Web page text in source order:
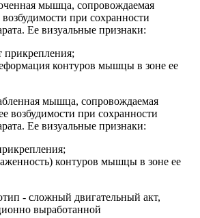
мышца, сопровождаемая
при сохранности
Ее визуальные признаки:
прикрепления;
контуров мышцы в зоне ее
мышца, сопровождаемая
возбудимости при сохранности
Ее визуальные признаки:
контуров мышцы в зоне ее
- сложный двигательный акт,
выработанной